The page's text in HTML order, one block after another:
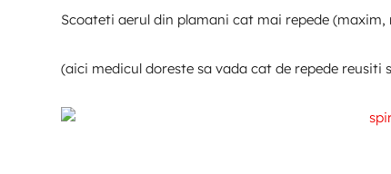
Scoateti aerul din plamani cat mai repede
(aici medicul doreste sa vada cat de repede